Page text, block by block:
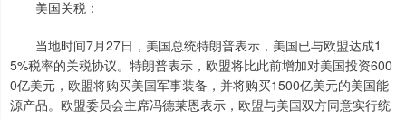
美国关税：
当地时间7月27日，美国总统特朗普表示，美国已与欧盟达成1
5%税率的关税协议。特朗普表示，欧盟将比此前增加对美国投资600
0亿美元，欧盟将购买美国军事装备，并将购买1500亿美元的美国能
源产品。欧盟委员会主席冯德莱恩表示，欧盟与美国双方同意实行统